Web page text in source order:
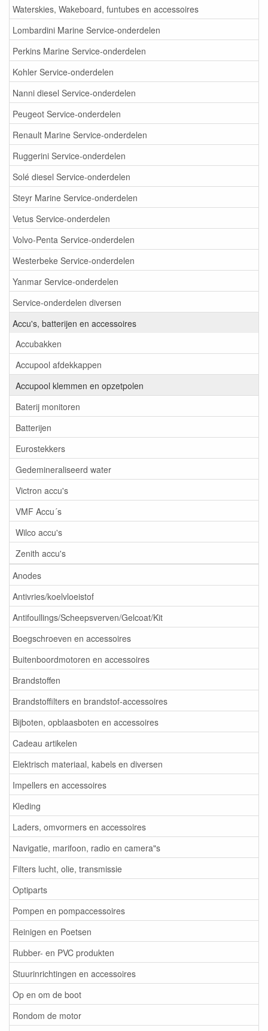
Waterskies, Wakeboard, funtubes en accessoires
Lombardini Marine Service-onderdelen
Perkins Marine Service-onderdelen
Kohler Service-onderdelen
Nanni diesel Service-onderdelen
Peugeot Service-onderdelen
Renault Marine Service-onderdelen
Ruggerini Service-onderdelen
Solé diesel Service-onderdelen
Steyr Marine Service-onderdelen
Vetus Service-onderdelen
Volvo-Penta Service-onderdelen
Westerbeke Service-onderdelen
Yanmar Service-onderdelen
Service-onderdelen diversen
Accu's, batterijen en accessoires
Accubakken
Accupool afdekkappen
Accupool klemmen en opzetpolen
Baterij monitoren
Batterijen
Eurostekkers
Gedemineraliseerd water
Victron accu's
VMF Accu´s
Wilco accu's
Zenith accu's
Anodes
Antivries/koelvloeistof
Antifoullings/Scheepsverven/Gelcoat/Kit
Boegschroeven en accessoires
Buitenboordmotoren en accessoires
Brandstoffen
Brandstoffilters en brandstof-accessoires
Bijboten, opblaasboten en accessoires
Cadeau artikelen
Elektrisch materiaal, kabels en diversen
Impellers en accessoires
Kleding
Laders, omvormers en accessoires
Navigatie, marifoon, radio en camera"s
Filters lucht, olie, transmissie
Optiparts
Pompen en pompaccessoires
Reinigen en Poetsen
Rubber- en PVC produkten
Stuurinrichtingen en accessoires
Op en om de boot
Rondom de motor